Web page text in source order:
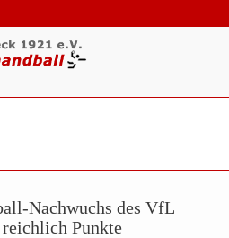
Nachwuchs des VfL
Punkte